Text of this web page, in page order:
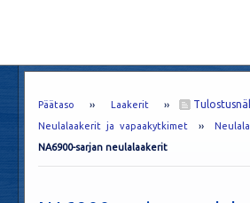
Päätaso ›› Laakerit ››
Neulalaakerit ja vapaakytkimet ››
NA6900-sarjan neulalaakerit